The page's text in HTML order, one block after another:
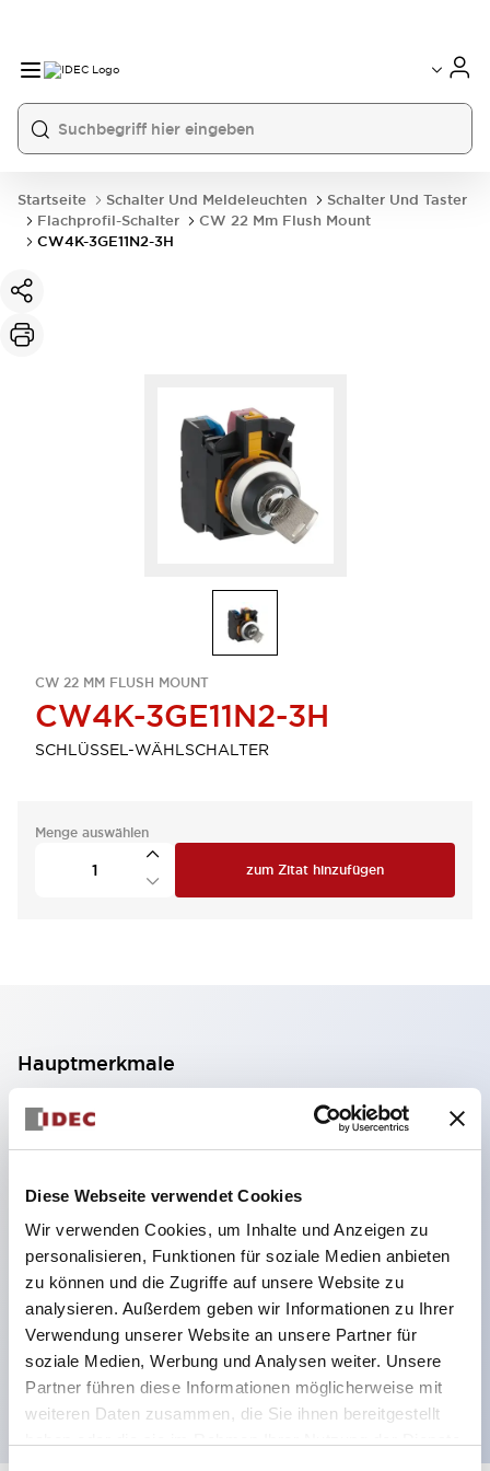
Diese Webseite verwendet Cookies
Wir verwenden Cookies, um Inhalte und Anzeigen zu
personalisieren, Funktionen für soziale Medien anbieten
zu können und die Zugriffe auf unsere Website zu
analysieren. Außerdem geben wir Informationen zu Ihrer
Verwendung unserer Website an unsere Partner für
soziale Medien, Werbung und Analysen weiter. Unsere
Partner führen diese Informationen möglicherweise mit
weiteren Daten zusammen, die Sie ihnen bereitgestellt
Startseite Schalter Und Meldeleuchten
Schalter Und Taster
Flachprofil-Schalter
CW 22 Mm Flush Mount
CW4K-3GE11N2-3H
CW 22 MM FLUSH MOUNT
CW4K-3GE11N2-3H
SCHLÜSSEL-WÄHLSCHALTER
Menge auswählen
zum Zitat hinzufügen
Hauptmerkmale
2-Kontakt-Block mit 2 Stufen, ermöglicht eine 4-
Kontakt-Konfiguration (Gewährleistung der
Isolierung zwischen den 2 Kontakten).
59,9 mm (※ 22-stufiger Kontaktblock).
Platzsparendes Design möglich.
Sicherheitsstruktur der 3. Generation: 2-Aktions-
Freisetzung, integrierter Schutz, IP20-
Fingerschutzstruktur